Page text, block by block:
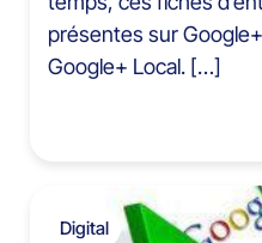
présentes sur
Google+ Local. […]
Digital